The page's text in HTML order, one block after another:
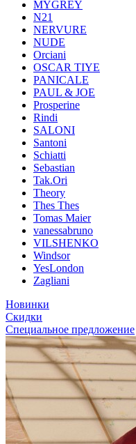
MYGREY
N21
NERVURE
NUDE
Orciani
OSCAR TIYE
PANICALE
PAUL & JOE
Prosperine
Rindi
SALONI
Santoni
Schiatti
Sebastian
Tak.Ori
Theory
Thes Thes
Tomas Maier
vanessabruno
VILSHENKO
Windsor
YesLondon
Zagliani
Новинки
Скидки
Специальное предложение